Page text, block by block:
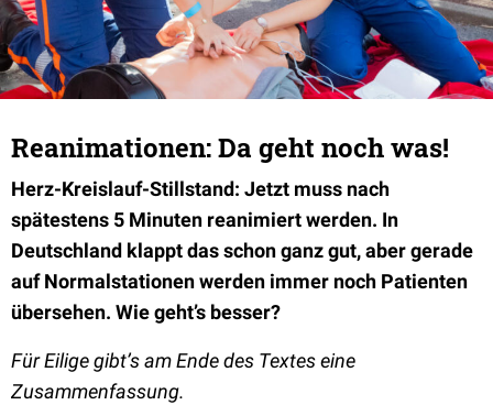
Reanimationen: Da geht noch was!
Herz-Kreislauf-Stillstand: Jetzt muss nach
spätestens 5 Minuten reanimiert werden. In
Deutschland klappt das schon ganz gut, aber gerade
auf Normalstationen werden immer noch Patienten
übersehen. Wie geht’s besser?
Für Eilige gibt’s am Ende des Textes eine
Zusammenfassung.